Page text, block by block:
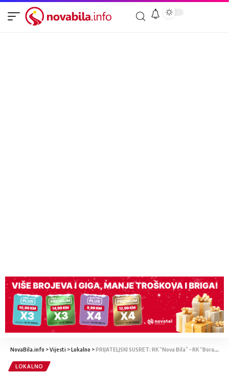
NovaBila.info >Vijesti >Lokalno >PRIJATELJSKI SUSRET: RK “Nova Bila” – RK “Borac” Travnik
LOKALNO